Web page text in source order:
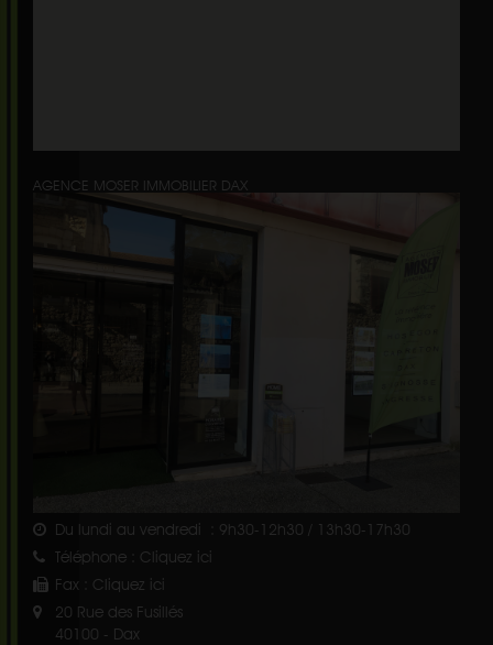
AGENCE MOSER IMMOBILIER DAX
Du lundi au vendredi : 9h30-12h30 / 13h30-17h30
Téléphone : Cliquez ici
Fax : Cliquez ici
20 Rue des Fusillés
40100 - Dax